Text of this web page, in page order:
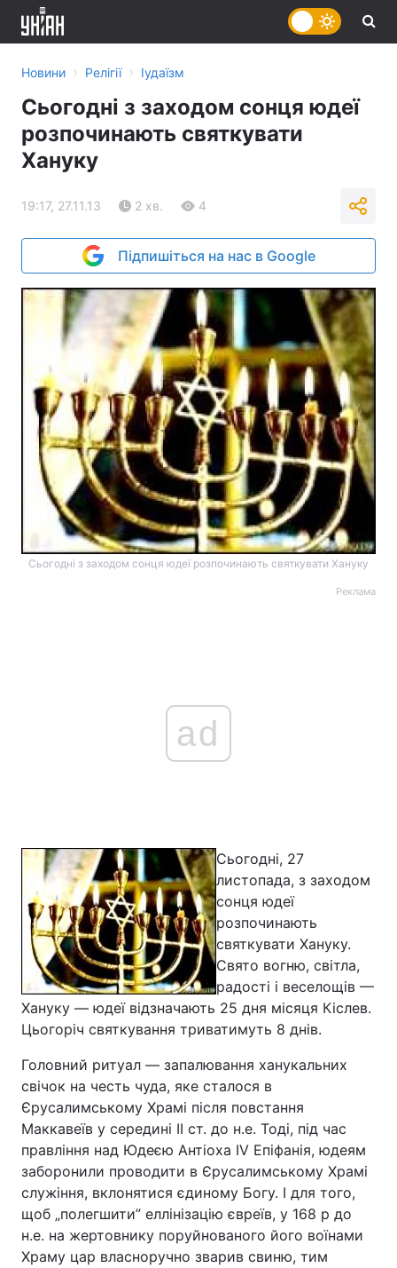
Головна Війна
Україна Політика
Економіка Світ
Спорт Наука
Техно і зв'язок Лайт
Зброя Інциденти
Здоров'я Туризм
Цікавинки Погода
Екологія Регіони
Лонгріди
Новини › Релігії › Іудаїзм
Сьогодні з заходом сонця юдеї
розпочинають святкувати
Хануку
19:17, 27.11.13 2 хв. 4
Підпишіться на нас в Google
Сьогодні з заходом сонця юдеї розпочинають святкувати Хануку
Реклама
ad
Сьогодні, 27
листопада, з заходом
сонця юдеї
розпочинають
святкувати Хануку.
Свято вогню, світла,
радості і веселощів —
Хануку — юдеї відзначають 25 дня місяця Кіслев.
Цьогоріч святкування триватимуть 8 днів.
Головний ритуал — запалювання ханукальних
свічок на честь чуда, яке сталося в
Єрусалимському Храмі після повстання
Маккавеїв у середині ІІ ст. до н.е. Тоді, під час
правління над Юдеєю Антіоха ІV Епіфанія, юдеям
заборонили проводити в Єрусалимському Храмі
служіння, вклонятися єдиному Богу. І для того,
щоб „полегшити” еллінізацію євреїв, у 168 р до
н.е. на жертовнику поруйнованого його воїнами
Храму цар власноручно зварив свиню, тим